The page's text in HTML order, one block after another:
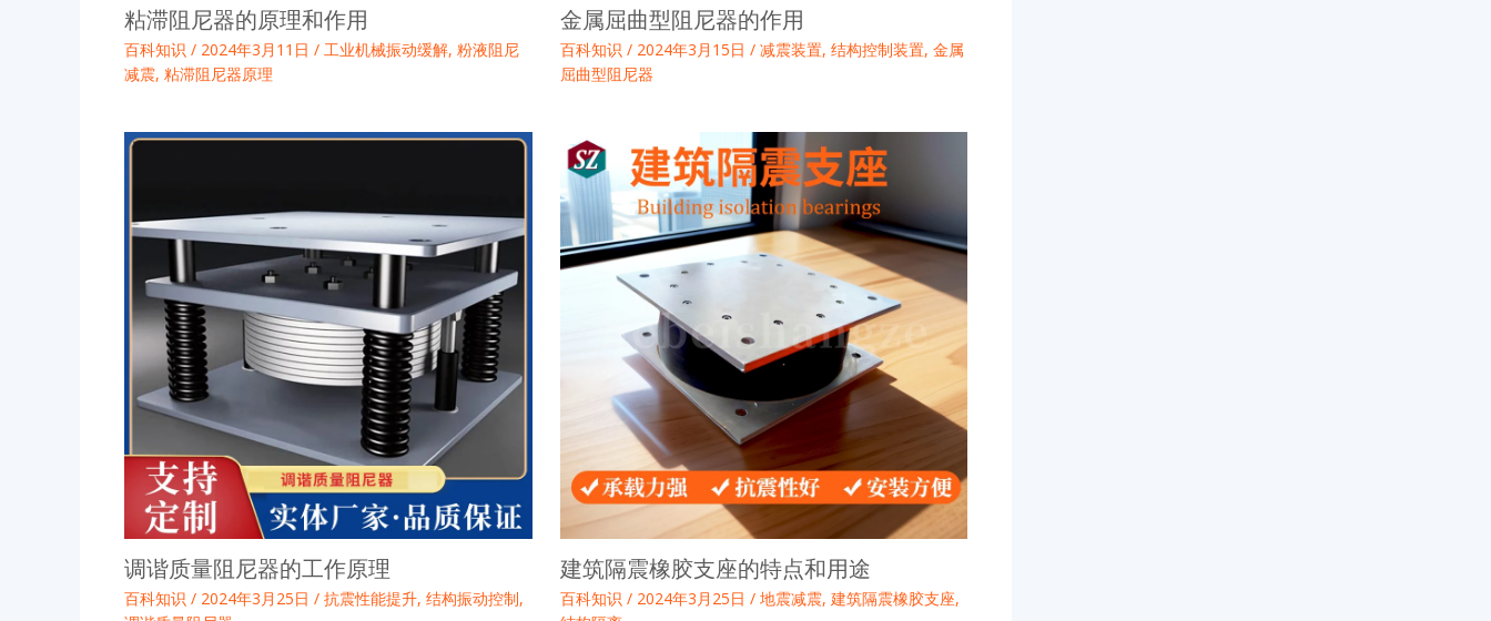
粘滞阻尼器的原理和作用
百科知识 / 2024年3月11日 / 工业机械振动缓解, 粉液阻尼
减震, 粘滞阻尼器原理
金属屈曲型阻尼器的作用
百科知识 / 2024年3月15日 / 减震装置, 结构控制装置, 金属
屈曲型阻尼器
调谐质量阻尼器的工作原理
百科知识 / 2024年3月25日 / 抗震性能提升, 结构振动控制,
建筑隔震橡胶支座的特点和用途
百科知识 / 2024年3月25日 / 地震减震, 建筑隔震橡胶支座,